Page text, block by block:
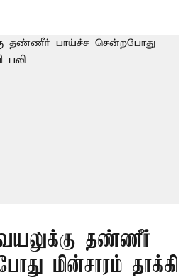
தண்ணீர்
மின்சாரம் தாக்கி